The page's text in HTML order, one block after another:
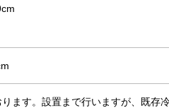
ます。設置まで行いますが、既存